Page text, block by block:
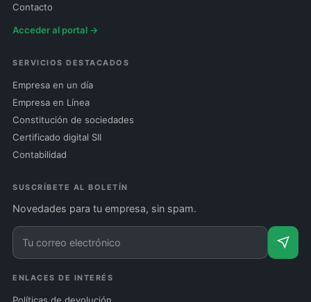
Contacto
Acceder al portal →
SERVICIOS DESTACADOS
Empresa en un día
Empresa en Línea
Constitución de sociedades
Certificado digital SII
Contabilidad
SUSCRÍBETE AL BOLETÍN
Novedades para tu empresa, sin spam.
ENLACES DE INTERÉS
Políticas de devolución